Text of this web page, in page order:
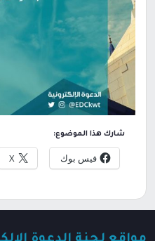
شارك هذا الموضوع:
فيس بوك X